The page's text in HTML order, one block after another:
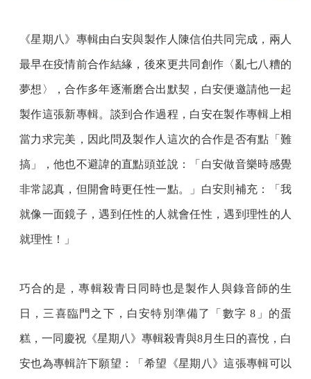
《星期八》專輯由白安與製作人陳信伯共同完成，兩人
最早在疫情前合作結緣，後來更共同創作〈亂七八糟的
夢想〉，合作多年逐漸磨合出默契，白安便邀請他一起
製作這張新專輯。談到合作過程，白安在製作專輯上相
當力求完美，因此問及製作人這次的合作是否有點「難
搞」，他也不避諱的直點頭並說：「白安做音樂時感覺
非常認真，但開會時更任性一點。」白安則補充：「我
就像一面鏡子，遇到任性的人就會任性，遇到理性的人
就理性！」
巧合的是，專輯殺青日同時也是製作人與錄音師的生
日，三喜臨門之下，白安特別準備了「數字 8」的蛋
糕，一同慶祝《星期八》專輯殺青與8月生日的喜悅，白
安也為專輯許下願望：「希望《星期八》這張專輯可以